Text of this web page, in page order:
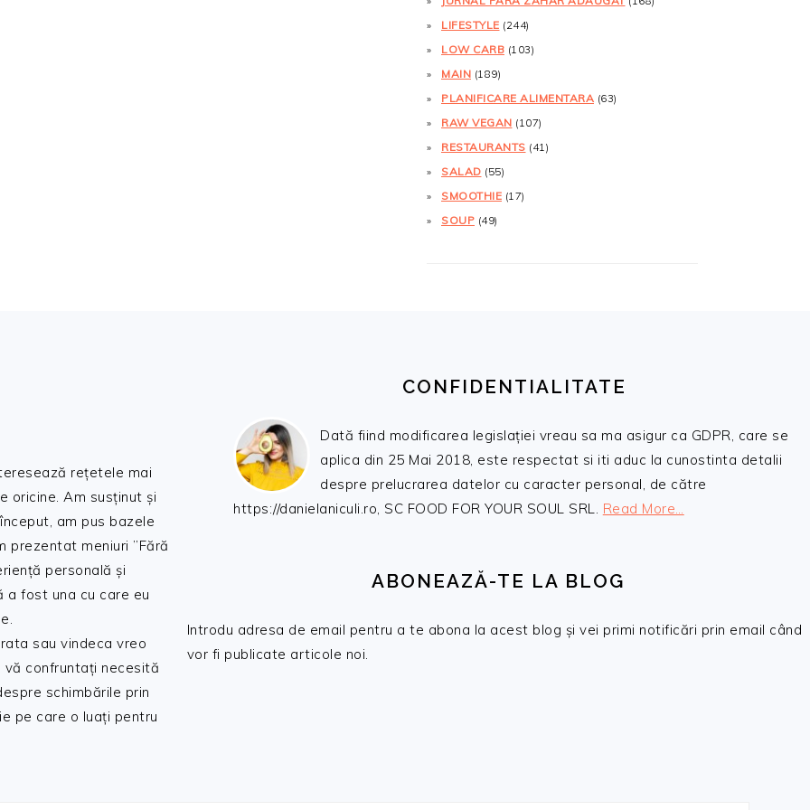
LIFESTYLE (244)
LOW CARB (103)
MAIN (189)
PLANIFICARE ALIMENTARA (63)
RAW VEGAN (107)
RESTAURANTS (41)
SALAD (55)
SMOOTHIE (17)
SOUP (49)
rețetele mai
oricine. Am susținut și
am pus bazele
prezentat meniuri ”Fără
personală și
a fost una cu care eu
sau vindeca vreo
confruntați necesită
schimbările prin
pe care o luați pentru
CONFIDENTIALITATE
Dată fiind modificarea legislației vreau sa ma asigur ca GDPR, care se
aplica din 25 Mai 2018, este respectat si iti aduc la cunostinta detalii
despre prelucrarea datelor cu caracter personal, de către
https://danielaniculi.ro, SC FOOD FOR YOUR SOUL SRL. Read More…
ABONEAZĂ-TE LA BLOG
Introdu adresa de email pentru a te abona la acest blog și vei primi notificări prin email când
vor fi publicate articole noi.